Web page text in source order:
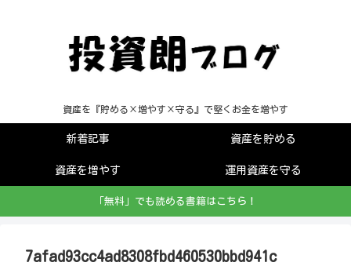
資産を『貯める×増やす×守る』で堅くお金を増やす
新着記事 資産を貯める
資産を増やす 運用資産を守る
「無料」でも読める書籍はこちら！
7afad93cc4ad8308fbd460530bbd941c